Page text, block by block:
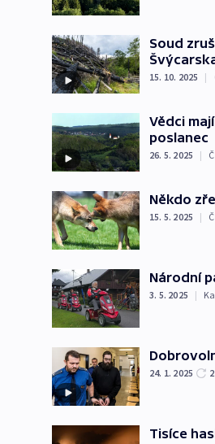
Soud
15. 10. 2025 |
Vědci
poslanec
26. 5. 2025 |
Někdo
15. 5. 2025 |
Národní
3. 5. 2025 |
24. 1. 2025
Tisíce